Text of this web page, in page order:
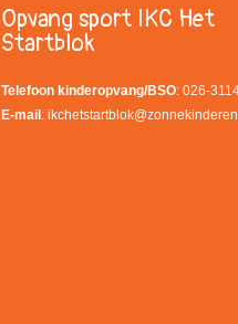
Opvang sport IKC Het
Startblok
Telefoon kinderopvang/BSO: 026-
E-mail :